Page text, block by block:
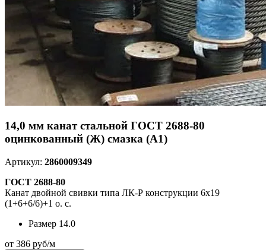
14,0 мм канат стальной ГОСТ 2688-80
оцинкованный (Ж) смазка (А1)
Артикул: 2860009349
ГОСТ 2688-80
Канат двойной свивки типа ЛК-Р конструкции 6х19
(1+6+6/6)+1 о. с.
Размер 14.0
от 386 руб/м